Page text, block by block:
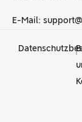
E-Mail:
|